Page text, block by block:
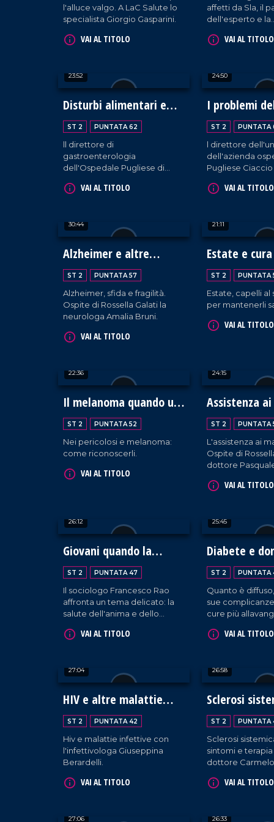
l'alluce valgo. A LaC Salute lo
specialista Giorgio Gasparini.
VAI AL TITOLO
affetti da Sla, il
dell'esperto e la
VAI AL TITOLO
23:52
Disturbi alimentari e
false diete
ST 2 PUNTATA 62
ll direttore di
gastroenterologia
dell'Ospedale Pugliese di
spiega cosa sono i disturbi
organismo.
VAI AL TITOLO
24:50
I problemi
ST 2 PUNTATA
l direttore
dell'azienda
Pugliese Ciaccio
sono le cause e
VAI AL TITOLO
30:44
Alzheimer e altre
demenze
ST 2 PUNTATA 57
Alzheimer, sfida e fragilità.
Ospite di Rossella Galati la
neurologa Amalia Bruni.
VAI AL TITOLO
21:11
Estate e
ST 2 PUNTATA
Estate, capelli al
per mantenerli
VAI AL TITOLO
22:36
Il melanoma quando un
neo è maligno
ST 2 PUNTATA 52
Nei pericolosi e melanoma:
come riconoscerli.
VAI AL TITOLO
24:15
Assistenza
terminali
ST 2 PUNTATA
L'assistenza ai
Ospite di
dottore
VAI AL TITOLO
26:12
Giovani quando la
salute passa dallo
spirito
ST 2 PUNTATA 47
Il sociologo Francesco Rao
affronta un tema delicato: la
salute dell'anima e dello
VAI AL TITOLO
25:45
Diabete e
sangue
ST 2 PUNTATA
Quanto è
sue
cure più
studio anche la
Catanzaro.
VAI AL TITOLO
27:04
HIV e altre malattie
infettive
ST 2 PUNTATA 42
Hiv e malattie infettive con
l'infettivologa Giuseppina
Berardelli.
VAI AL TITOLO
26:58
Sclerosi
ST 2 PUNTATA
Sclerosi
sintomi e terapia
dottore Carmelo
VAI AL TITOLO
27:06 26:33